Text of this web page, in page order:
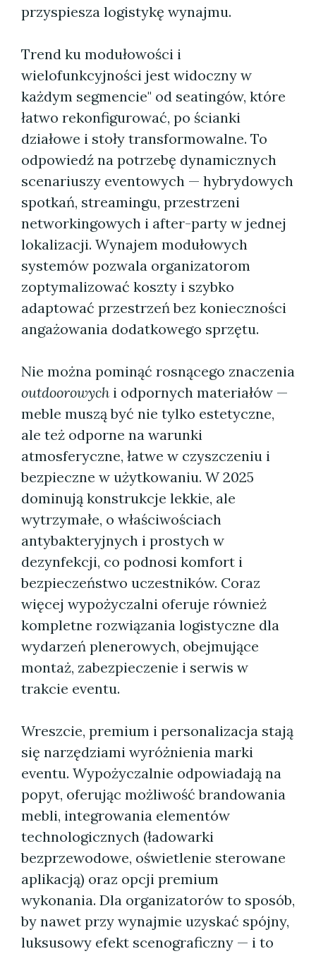
przyspiesza logistykę wynajmu.
Trend ku modułowości i
wielofunkcyjności jest widoczny w
każdym segmencie" od seatingów, które
łatwo rekonfigurować, po ścianki
działowe i stoły transformowalne. To
odpowiedź na potrzebę dynamicznych
scenariuszy eventowych — hybrydowych
spotkań, streamingu, przestrzeni
networkingowych i after-party w jednej
lokalizacji. Wynajem modułowych
systemów pozwala organizatorom
zoptymalizować koszty i szybko
adaptować przestrzeń bez konieczności
angażowania dodatkowego sprzętu.
Nie można pominąć rosnącego znaczenia
outdoorowych i odpornych materiałów —
meble muszą być nie tylko estetyczne,
ale też odporne na warunki
atmosferyczne, łatwe w czyszczeniu i
bezpieczne w użytkowaniu. W 2025
dominują konstrukcje lekkie, ale
wytrzymałe, o właściwościach
antybakteryjnych i prostych w
dezynfekcji, co podnosi komfort i
bezpieczeństwo uczestników. Coraz
więcej wypożyczalni oferuje również
kompletne rozwiązania logistyczne dla
wydarzeń plenerowych, obejmujące
montaż, zabezpieczenie i serwis w
trakcie eventu.
Wreszcie, premium i personalizacja stają
się narzędziami wyróżnienia marki
eventu. Wypożyczalnie odpowiadają na
popyt, oferując możliwość brandowania
mebli, integrowania elementów
technologicznych (ładowarki
bezprzewodowe, oświetlenie sterowane
aplikacją) oraz opcji premium
wykonania. Dla organizatorów to sposób,
by nawet przy wynajmie uzyskać spójny,
luksusowy efekt scenograficzny — i to